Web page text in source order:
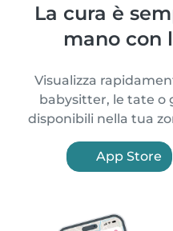
La cura è
mano con
Visualizza
babysitter, le tate o
disponibili nella tua
App Store